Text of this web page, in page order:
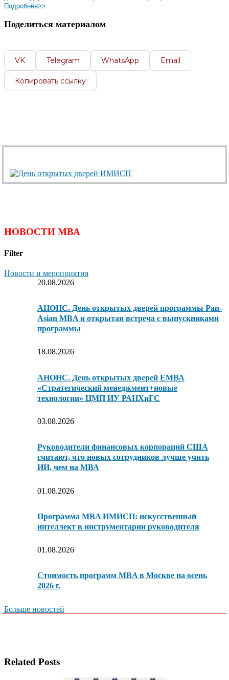
Подробнее>>
Поделиться материалом
VK Telegram WhatsApp Email
Копировать ссылку
НОВОСТИ МВА
Filter
Новости и мероприятия
20.08.2026
АНОНС. День открытых дверей программы Pan-
Asian MBA и открытая встреча с выпускниками
программы
18.08.2026
АНОНС. День открытых дверей ЕМВА
«Стратегический менеджмент+новые
технологии» ЦМП ИУ РАНХиГС
03.08.2026
Руководители финансовых корпораций США
считают, что новых сотрудников лучше учить
ИИ, чем на МВА
01.08.2026
Программа MBA ИМИСП: искусственный
интеллект в инструментарии руководителя
01.08.2026
Стоимость программ MBA в Москве на осень
2026 г.
Больше новостей
Related Posts